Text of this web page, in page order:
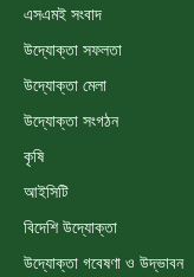
এসএমই সংবাদ
উদ্যোক্তা সফলতা
উদ্যোক্তা মেলা
উদ্যোক্তা সংগঠন
কৃষি
আইসিটি
বিদেশি উদ্যোক্তা
উদ্যোক্তা গবেষণা ও উদ্ভাবন